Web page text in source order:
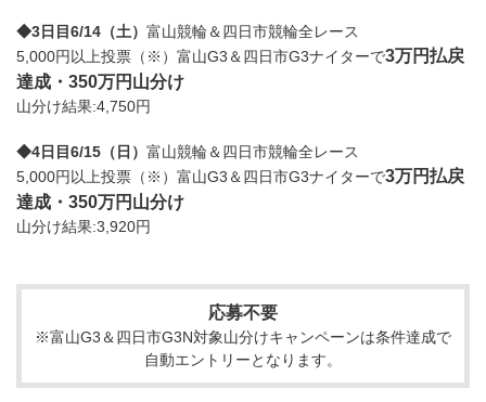
◆3日目6/14（土） 富山競輪＆四日市競輪全レース
5,000円以上投票（※）富山G3＆四日市G3ナイターで3万円払戻
達成・350万円山分け
山分け結果:4,750円
◆4日目6/15（日） 富山競輪＆四日市競輪全レース
5,000円以上投票（※）富山G3＆四日市G3ナイターで3万円払戻
達成・350万円山分け
山分け結果:3,920円
応募不要
※富山G3＆四日市G3N対象山分けキャンペーンは条件達成で
自動エントリーとなります。